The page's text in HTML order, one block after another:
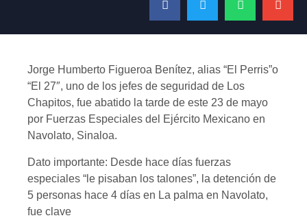
Jorge Humberto Figueroa Benítez, alias “El Perris”o
“El 27″, uno de los jefes de seguridad de Los
Chapitos, fue abatido la tarde de este 23 de mayo
por Fuerzas Especiales del Ejército Mexicano en
Navolato, Sinaloa.
Dato importante: Desde hace días fuerzas
especiales “le pisaban los talones”, la detención de
5 personas hace 4 días en La palma en Navolato,
fue clave